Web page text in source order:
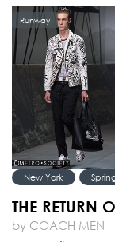
Runway
New York
THE RETURN
by COACH MEN